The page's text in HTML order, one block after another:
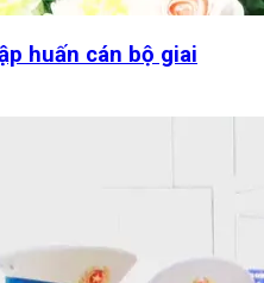
huấn cán bộ giai